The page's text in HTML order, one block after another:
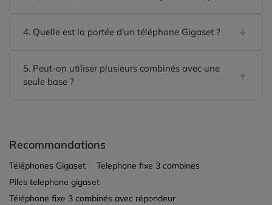
4. Quelle est la portée d'un téléphone Gigaset ?
5. Peut-on utiliser plusieurs combinés avec une
seule base ?
Recommandations
Téléphones Gigaset
Telephone fixe 3 combines
Piles telephone gigaset
Téléphone fixe 3 combinés avec répondeur